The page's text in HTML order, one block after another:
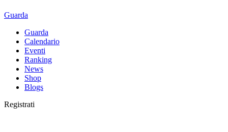
Guarda
Guarda
Calendario
Eventi
Ranking
News
Shop
Blogs
Registrati